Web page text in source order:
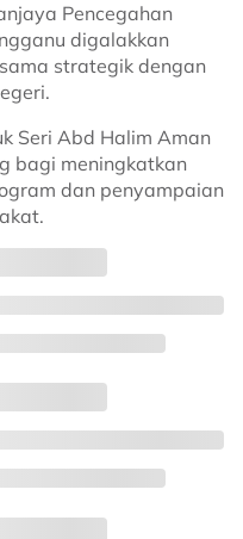
Pencegahan
digalakkan
strategik dengan
Seri Abd Halim Aman
bagi meningkatkan
dan penyampaian